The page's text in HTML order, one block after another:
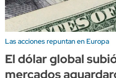
Las acciones repuntan en Europa
El dólar global
mercados